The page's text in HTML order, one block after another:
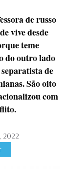
de russo
vive desde
teme
do outro lado
de
São oito
com
2022